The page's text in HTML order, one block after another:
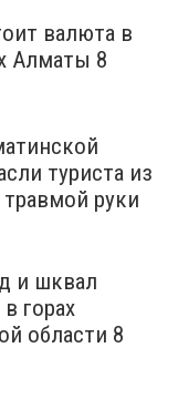
валюта в
Алматы 8
туриста из
руки
и шквал
горах
области 8